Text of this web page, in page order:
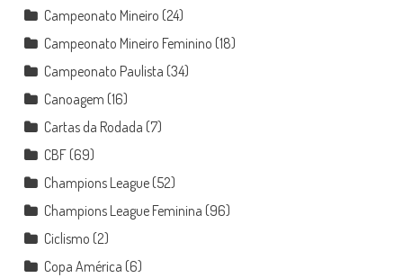
Campeonato Mineiro (24)
Campeonato Mineiro Feminino (18)
Campeonato Paulista (34)
Canoagem (16)
Cartas da Rodada (7)
CBF(69)
Champions League(52)
Champions League Feminina (96)
Ciclismo (2)
Copa América (6)